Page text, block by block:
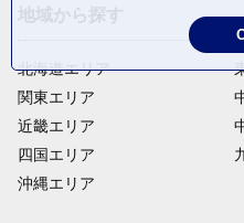
北海道エリア
関東エリア
近畿エリア
四国エリア
沖縄エリア